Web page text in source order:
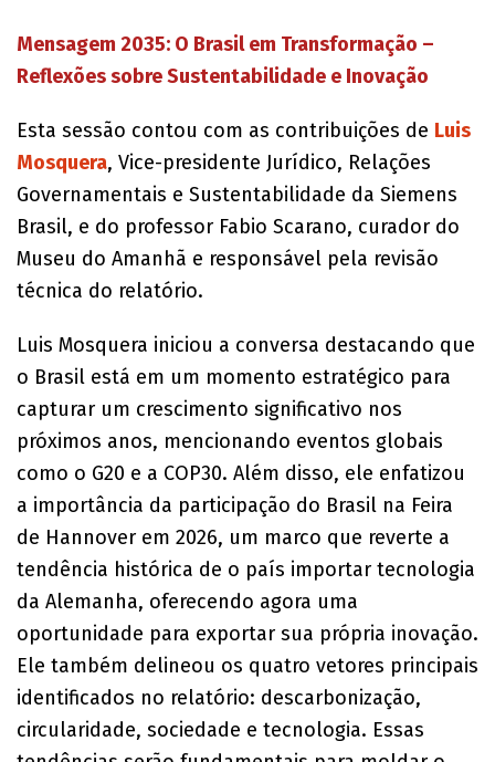
Mensagem 2035: O Brasil em Transformação –
Reflexões sobre Sustentabilidade e Inovação
Esta sessão contou com as contribuições de Luis
Mosquera, Vice-presidente Jurídico, Relações
Governamentais e Sustentabilidade da Siemens
Brasil, e do professor Fabio Scarano, curador do
Museu do Amanhã e responsável pela revisão
técnica do relatório.
Luis Mosquera iniciou a conversa destacando que
o Brasil está em um momento estratégico para
capturar um crescimento significativo nos
próximos anos, mencionando eventos globais
como o G20 e a COP30. Além disso, ele enfatizou
a importância da participação do Brasil na Feira
de Hannover em 2026, um marco que reverte a
tendência histórica de o país importar tecnologia
da Alemanha, oferecendo agora uma
oportunidade para exportar sua própria inovação.
Ele também delineou os quatro vetores principais
identificados no relatório: descarbonização,
circularidade, sociedade e tecnologia. Essas